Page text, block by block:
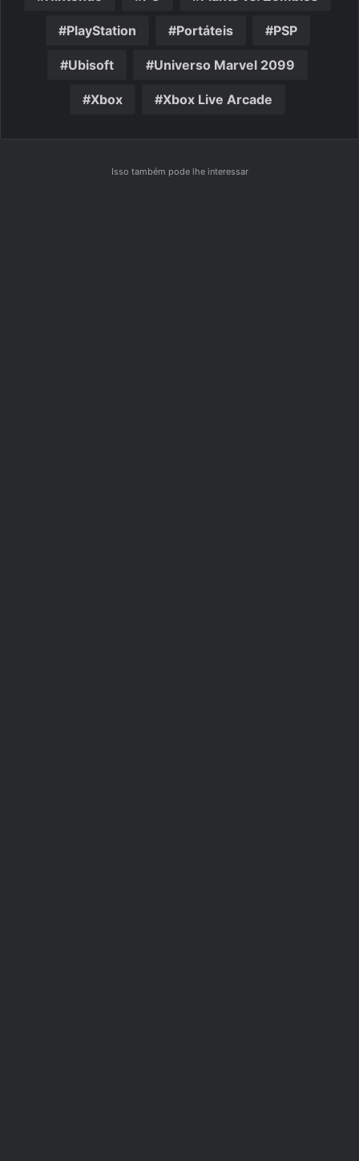
PlayStation Portáteis PSP
Ubisoft Universo Marvel 2099
Xbox Xbox Live Arcade
Isso também pode lhe interessar